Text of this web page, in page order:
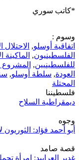
*كاتب سوري
وسوم :
اتفاقية أوسلو, الاحتلال
الفلسطينيون, الماكينة
للفلسطينيين, المشروع
العودة, سلطة أوسلو,
المحتلة
فلسطيننا
ديمقراطية السلاح
وجوه
أبو أحمد فؤاد: الثوريون
قصة صامد
غدير العرابيد: امرأة